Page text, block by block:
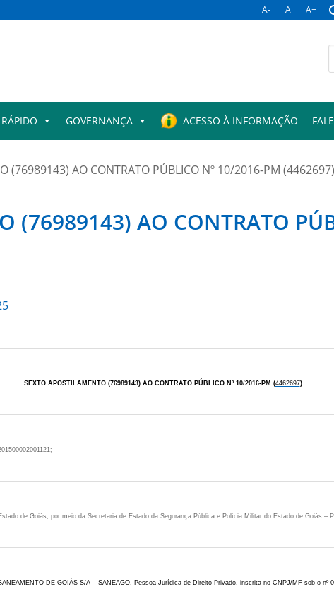
A- A A+
GOVERNANÇA ACESSO À INFORMAÇÃO
(76989143) AO CONTRATO PÚBLICO Nº 10/2016-PM (4462697)
(76989143) AO CONTRATO
SEXTO APOSTILAMENTO (76989143) AO CONTRATO PÚBLICO Nº 10/2016-PM (4462697)
de Goiás, por meio da Secretaria de Estado da Segurança Pública e Polícia Militar do Estado de Goiás –
DE GOIÁS S/A – SANEAGO, Pessoa Jurídica de Direito Privado, inscrita no CNPJ/MF sob o nº